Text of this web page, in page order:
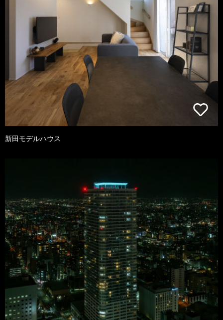
新田モデルハウス